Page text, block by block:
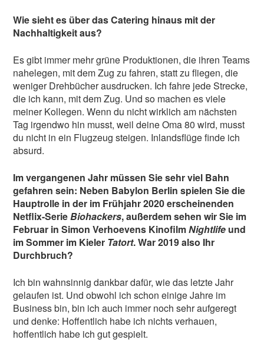
Wie sieht es über das Catering hinaus mit der
Nachhaltigkeit aus?
Es gibt immer mehr grüne Produktionen, die ihren Teams
nahelegen, mit dem Zug zu fahren, statt zu fliegen, die
weniger Drehbücher ausdrucken. Ich fahre jede Strecke,
die ich kann, mit dem Zug. Und so machen es viele
meiner Kollegen. Wenn du nicht wirklich am nächsten
Tag irgendwo hin musst, weil deine Oma 80 wird, musst
du nicht in ein Flugzeug steigen. Inlandsflüge finde ich
absurd.
Im vergangenen Jahr müssen Sie sehr viel Bahn
gefahren sein: Neben Babylon Berlin spielen Sie die
Hauptrolle in der im Frühjahr 2020 erscheinenden
Netflix-SerieBiohackers, außerdem sehen wir Sie im
Februar in Simon Verhoevens KinofilmNightlife und
im Sommer im Kieler Tatort. War 2019 also Ihr
Durchbruch?
Ich bin wahnsinnig dankbar dafür, wie das letzte Jahr
gelaufen ist. Und obwohl ich schon einige Jahre im
Business bin, bin ich auch immer noch sehr aufgeregt
und denke: Hoffentlich habe ich nichts verhauen,
hoffentlich habe ich gut gespielt.